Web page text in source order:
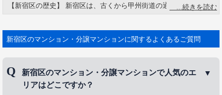
【新宿区の歴史】 新宿区は、古くから甲州街道の通り道として栄
えた宿場町です。 戦後新宿は東京大空襲で焼け野原になり、新宿
新宿西口の思い出横丁、歌舞伎町の新宿ゴールデン街などに見る
ことができ、今ではレトロな雰囲気が愛される名所となっていま
周辺が名所で、明治にはつつじ見物臨時列車が運転されたほどで
した。
新宿区のマンション・分譲マンションに関するよくあるご質問
新宿区のマンション・分譲マンションで人気のエ
リアはどこですか？